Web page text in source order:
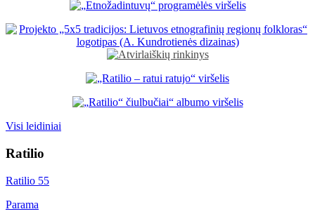
Visi leidiniai
Ratilio
Ratilio 55
Parama